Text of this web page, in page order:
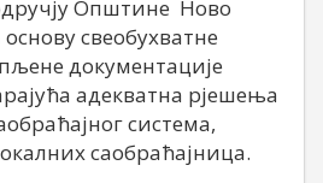
Општине Ново
свеобухватне
документације
адекватна рјешења
система,
саобраћајница.